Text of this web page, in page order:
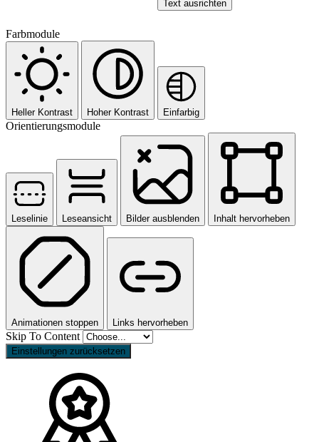
Text ausrichten
Farbmodule
Heller Kontrast Hoher Kontrast Einfarbig
Orientierungsmodule
Leselinie Leseansicht Bilder ausblenden Inhalt hervorheben
Animationen stoppen Links hervorheben
Skip To Content
Einstellungen zurücksetzen